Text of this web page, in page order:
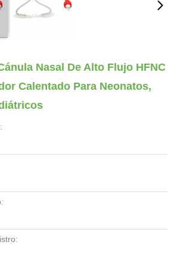
Nasal De Alto Flujo HFNC
Calentado Para Neonatos,